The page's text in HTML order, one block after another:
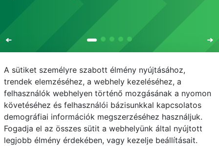
E-mail Telefonkönyv NEPTUN
E-learning
Adatvédelem
A sütiket személyre szabott élmény nyújtásához,
trendek elemzéséhez, a webhely kezeléséhez, a
felhasználók webhelyen történő mozgásának a nyomon
követéséhez és felhasználói bázisunkkal kapcsolatos
demográfiai információk megszerzéséhez használjuk.
Fogadja el az összes sütit a webhelyünk által nyújtott
legjobb élmény érdekében, vagy kezelje beállításait.